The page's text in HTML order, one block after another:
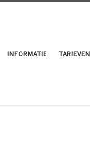
INFORMATIE TARIEVEN